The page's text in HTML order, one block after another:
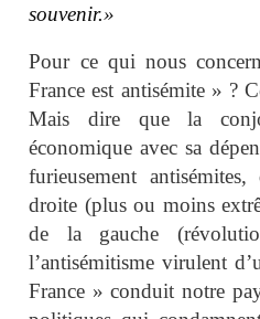
souvenir.»
Pour ce qui nous
France est antisémite » ?
Mais dire que la
économique avec sa
furieusement
droite (plus ou moins
de la gauche
l’antisémitisme virulent
France » conduit notre